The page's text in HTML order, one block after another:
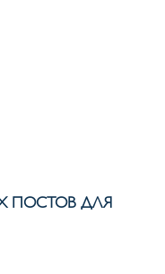
ПОСТОВ ДЛЯ